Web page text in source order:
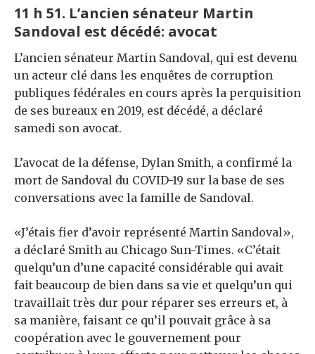
11 h 51. L’ancien sénateur Martin
Sandoval est décédé: avocat
L’ancien sénateur Martin Sandoval, qui est devenu
un acteur clé dans les enquêtes de corruption
publiques fédérales en cours après la perquisition
de ses bureaux en 2019, est décédé, a déclaré
samedi son avocat.
L’avocat de la défense, Dylan Smith, a confirmé la
mort de Sandoval du COVID-19 sur la base de ses
conversations avec la famille de Sandoval.
«J’étais fier d’avoir représenté Martin Sandoval»,
a déclaré Smith au Chicago Sun-Times. «C’était
quelqu’un d’une capacité considérable qui avait
fait beaucoup de bien dans sa vie et quelqu’un qui
travaillait très dur pour réparer ses erreurs et, à
sa manière, faisant ce qu’il pouvait grâce à sa
coopération avec le gouvernement pour